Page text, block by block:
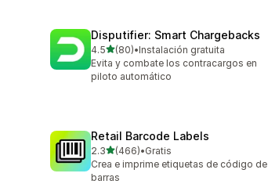
Disputifier: Smart Chargebacks
4.5de 5 estrellas
(80)
80 reseñas en total
•Instalación gratuita
Evita y combate los contracargos en
piloto automático
Retail Barcode Labels
2.3de 5 estrellas
(466)
466 reseñas en total
•Gratis
Crea e imprime etiquetas de código de
barras